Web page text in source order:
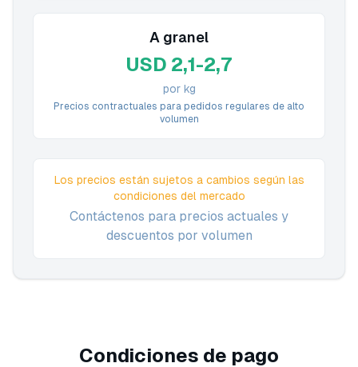
A granel
USD 2,1-2,7
por kg
Precios contractuales para pedidos regulares de alto
volumen
Los precios están sujetos a cambios según las
condiciones del mercado
Contáctenos para precios actuales y
descuentos por volumen
Condiciones de pago